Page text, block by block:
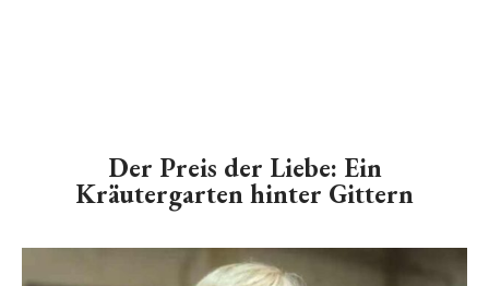
Der Preis der Liebe: Ein
Kräutergarten hinter Gittern